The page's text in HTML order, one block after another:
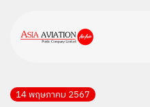
14 พฤษภาคม 2567